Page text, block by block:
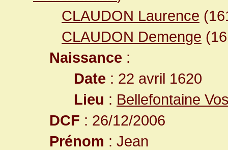
CLAUDON Laurence
CLAUDON Demenge
Naissance :
Date : 22 avril 1620
Lieu : Bellefontaine
DCF : 26/12/2006
Prénom : Jean